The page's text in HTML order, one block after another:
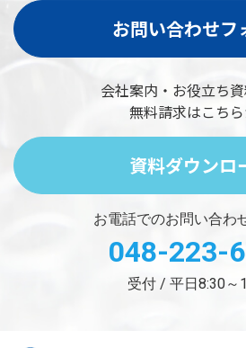
お問い合わせフ
会社案内・お役立ち
無料請求はこち
資料ダウンロ
お電話でのお問い合わ
048-223-
受付 / 平日8:30～